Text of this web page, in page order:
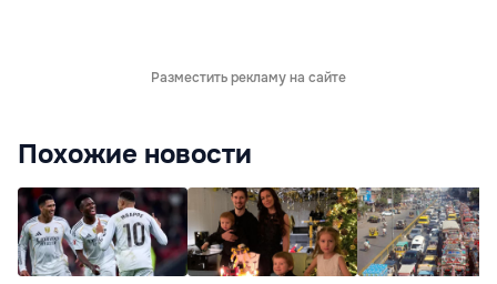
Разместить рекламу на сайте
Похожие новости